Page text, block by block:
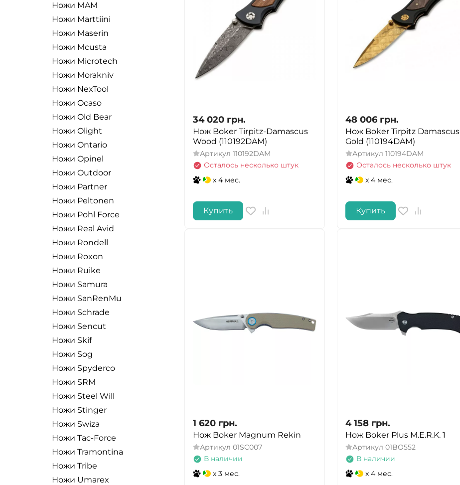
Ножи MAM
Ножи Marttiini
Ножи Maserin
Ножи Mcusta
Ножи Microtech
Ножи Morakniv
Ножи NexTool
Ножи Ocaso
Ножи Old Bear
Ножи Olight
Ножи Ontario
Ножи Opinel
Ножи Outdoor
Ножи Partner
Ножи Peltonen
Ножи Pohl Force
Ножи Real Avid
Ножи Rondell
Ножи Roxon
Ножи Ruike
Ножи Samura
Ножи SanRenMu
Ножи Schrade
Ножи Sencut
Ножи Skif
Ножи Sog
Ножи Spyderco
Ножи SRM
Ножи Steel Will
Ножи Stinger
Ножи Swiza
Ножи Tac-Force
Ножи Tramontina
Ножи Tribe
Ножи Umarex
34 020 грн.
Нож Boker Tirpitz-Damascus
Wood (110192DAM)
Артикул 110192DAM
Осталось несколько штук
x 4 мес.
Купить
48 006 грн.
Нож Boker Tirpitz Damascus
Gold (110194DAM)
Артикул 110194DAM
Осталось несколько штук
x 4 мес.
Купить
1 620 грн.
Нож Boker Magnum Rekin
Артикул 01SC007
В наличии
x 3 мес.
4 158 грн.
Нож Boker Plus M.E.R.K. 1
Артикул 01BO552
В наличии
x 4 мес.